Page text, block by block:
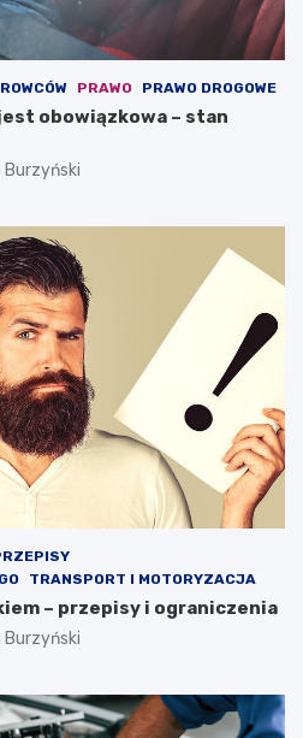
PRAWO PRAWO DROGOWE
obowiązkowa – stan
Burzyński
TRANSPORT I MOTORYZACJA
– przepisy i ograniczenia
Burzyński